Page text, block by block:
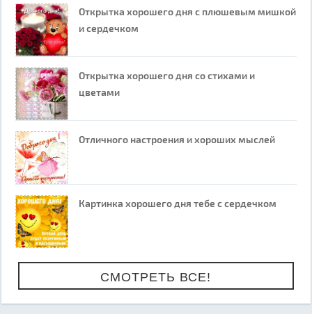
Открытка хорошего дня с плюшевым мишкой
и сердечком
Открытка хорошего дня со стихами и
цветами
Отличного настроения и хороших мыслей
Картинка хорошего дня тебе с сердечком
СМОТРЕТЬ ВСЕ!